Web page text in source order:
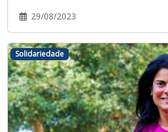
29/08/2023
Solidariedade